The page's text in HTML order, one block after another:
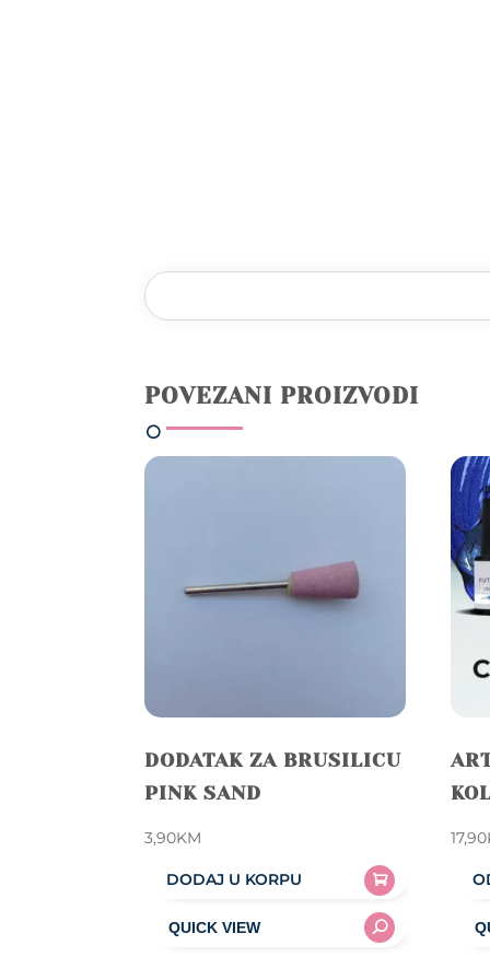
POVEZANI PROIZVODI
DODATAK ZA BRUSILICU
PINK SAND
3,90KM
DODAJ U KORPU
17,90